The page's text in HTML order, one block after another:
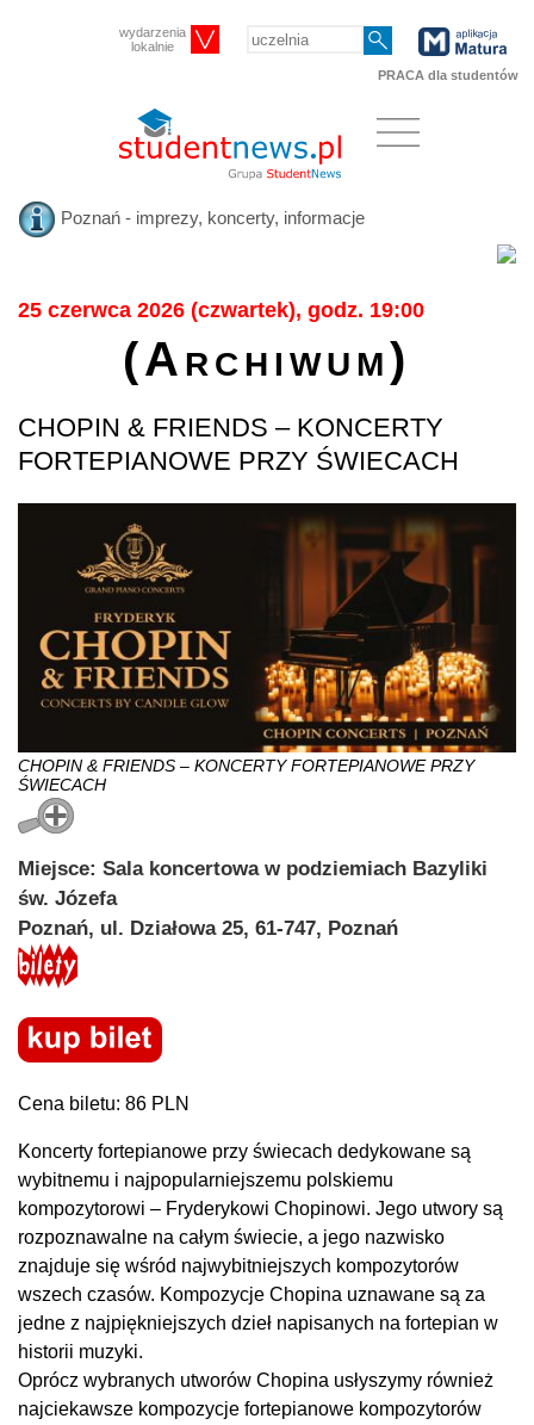
wydarzenia
lokalnie
PRACA dla studentów
Poznań - imprezy, koncerty, informacje
25 czerwca 2026 (czwartek), godz. 19:00
(Archiwum)
CHOPIN & FRIENDS – KONCERTY
FORTEPIANOWE PRZY ŚWIECACH
CHOPIN & FRIENDS – KONCERTY FORTEPIANOWE PRZY
ŚWIECACH
Miejsce: Sala koncertowa w podziemiach Bazyliki
św. Józefa
Poznań, ul. Działowa 25, 61-747, Poznań
Cena biletu: 86 PLN
Koncerty fortepianowe przy świecach dedykowane są
wybitnemu i najpopularniejszemu polskiemu
kompozytorowi – Fryderykowi Chopinowi. Jego utwory są
rozpoznawalne na całym świecie, a jego nazwisko
znajduje się wśród najwybitniejszych kompozytorów
wszech czasów. Kompozycje Chopina uznawane są za
jedne z najpiękniejszych dzieł napisanych na fortepian w
historii muzyki.
Oprócz wybranych utworów Chopina usłyszymy również
najciekawsze kompozycje fortepianowe kompozytorów